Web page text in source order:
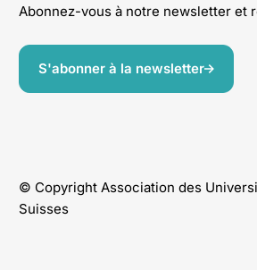
Abonnez-vous à notre newsletter et
S'abonner à la newsletter
© Copyright Association des
Suisses